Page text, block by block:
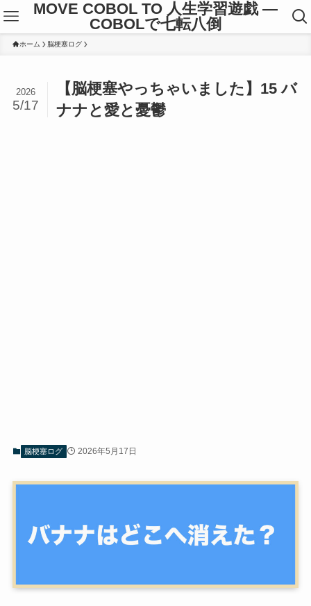
MOVE COBOL TO 人生学習遊戯 ―
COBOLで七転八倒
ホーム 脳梗塞ログ
【脳梗塞やっちゃいました】15 バ
ナナと愛と憂鬱
2026
5/17
脳梗塞ログ 2026年5月17日